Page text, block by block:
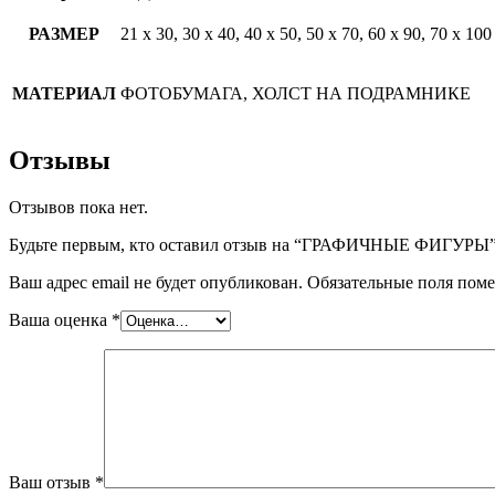
РАЗМЕР 21 х 30, 30 х 40, 40 х 50, 50 х 70, 60 х 90, 70 х 100
МАТЕРИАЛ ФОТОБУМАГА, ХОЛСТ НА ПОДРАМНИКЕ
Отзывы
Отзывов пока нет.
Будьте первым, кто оставил отзыв на “ГРАФИЧНЫЕ
Ваш адрес email не будет опубликован. Обязательные поля
Ваша оценка *
Ваш отзыв *